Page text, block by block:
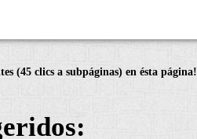
(45 clics a subpáginas) en ésta página!